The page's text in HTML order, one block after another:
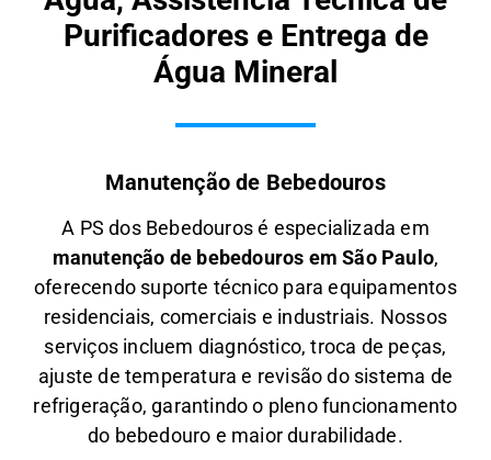
Purificadores e Entrega de
Água Mineral
Manutenção de Bebedouros
A PS dos Bebedouros é especializada em
manutenção de bebedouros em São Paulo,
oferecendo suporte técnico para equipamentos
residenciais, comerciais e industriais. Nossos
serviços incluem diagnóstico, troca de peças,
ajuste de temperatura e revisão do sistema de
refrigeração, garantindo o pleno funcionamento
do bebedouro e maior durabilidade.